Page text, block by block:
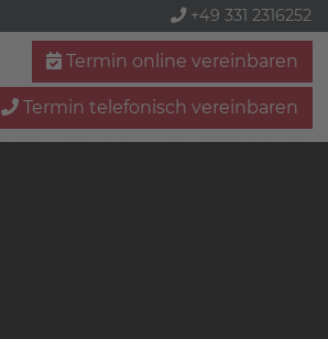
+49 331 2316252
Termin online vereinbaren
Termin telefonisch vereinbaren